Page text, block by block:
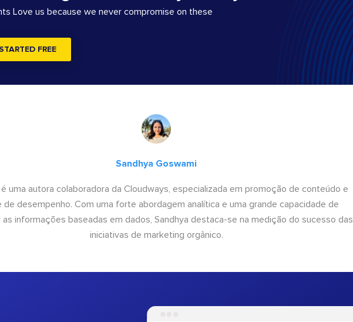
Love us because we never compromise on these
FREE
Sandhya Goswami
é uma autora colaboradora da Cloudways, especializada em promoção de conteúdo e
de desempenho. Com uma forte abordagem analítica e uma grande capacidade de
as informações baseadas em dados, Sandhya destaca-se na medição do sucesso das
iniciativas de marketing orgânico.